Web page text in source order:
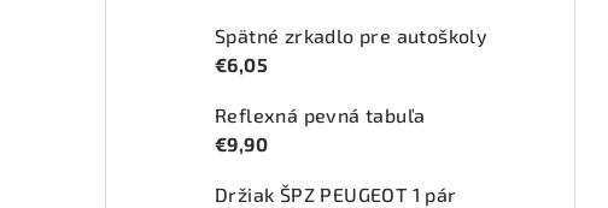
Spätné zrkadlo pre autoškoly
€6,05
Reflexná pevná tabuľa
€9,90
Držiak ŠPZ PEUGEOT 1 pár